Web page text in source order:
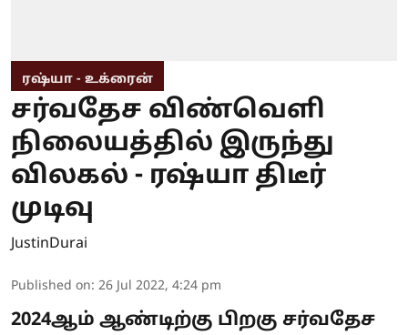
ரஷ்யா - உக்ரைன்
சர்வதேச விண்வெளி
நிலையத்தில் இருந்து
விலகல் - ரஷ்யா திடீர்
முடிவு
JustinDurai
Published on: 26 Jul 2022, 4:24 pm
2024ஆம் ஆண்டிற்கு பிறகு சர்வதேச